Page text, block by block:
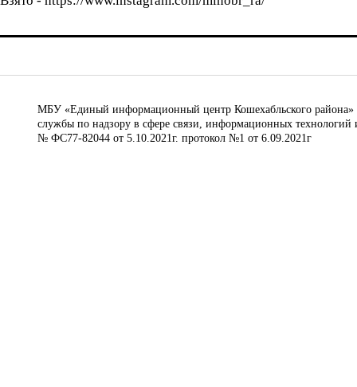
МБУ «Единый информационный центр Кошехабльского района»
службы по надзору в сфере связи, информационных
№ ФС77-82044 от 5.10.2021г. протокол №1 от 6.09.2021г